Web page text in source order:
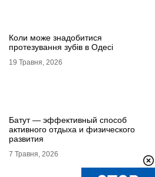
Коли може знадобитися
протезування зубів в Одесі
19 Травня, 2026
Батут — эффективный способ
активного отдыха и физического
развития
7 Травня, 2026